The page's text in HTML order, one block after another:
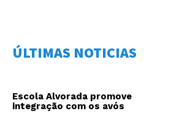
ÚLTIMAS NOTICIAS
Escola Alvorada promove
integração com os avós